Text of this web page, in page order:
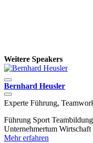
Weitere Speakers
Bernhard Heusler
Experte Führung,
Führung Sport
Unternehmertum
Mehr erfahren